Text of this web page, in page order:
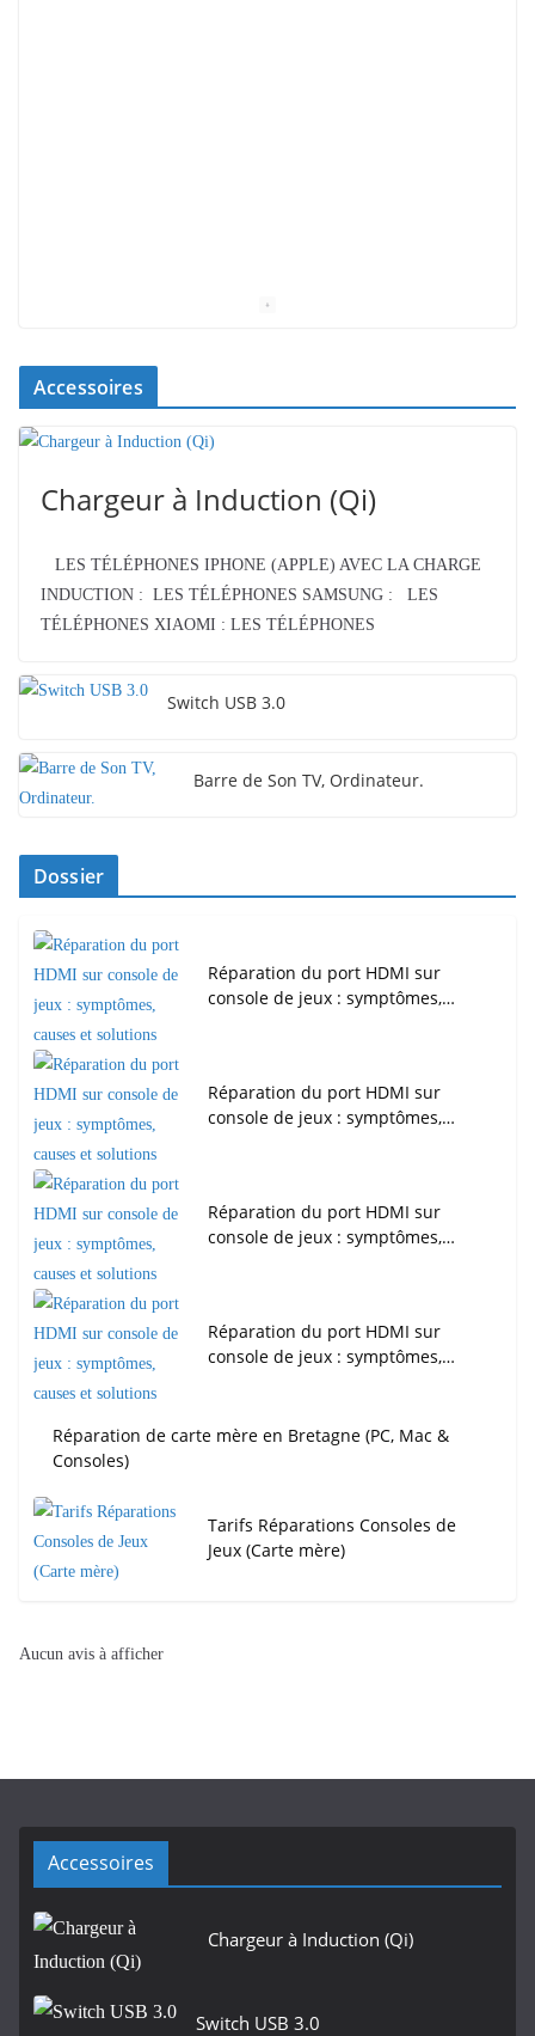
Accessoires
Chargeur à Induction (Qi)
LES TÉLÉPHONES IPHONE (APPLE) AVEC LA CHARGE
INDUCTION : LES TÉLÉPHONES SAMSUNG : LES
TÉLÉPHONES XIAOMI : LES TÉLÉPHONES
Switch USB 3.0
Barre de Son TV, Ordinateur.
Dossier
Réparation du port HDMI sur
console de jeux : symptômes,…
Réparation du port HDMI sur
console de jeux : symptômes,…
Réparation du port HDMI sur
console de jeux : symptômes,…
Réparation du port HDMI sur
console de jeux : symptômes,…
Réparation de carte mère en Bretagne (PC, Mac &
Consoles)
Tarifs Réparations Consoles de
Jeux (Carte mère)
Aucun avis à afficher
Accessoires
Chargeur à Induction (Qi)
Switch USB 3.0